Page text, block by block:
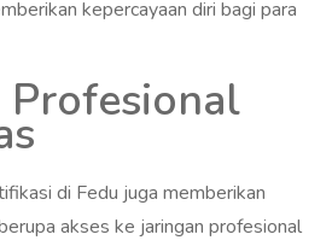
kepercayaan diri bagi para
Profesional
di Fedu juga memberikan
akses ke jaringan profesional